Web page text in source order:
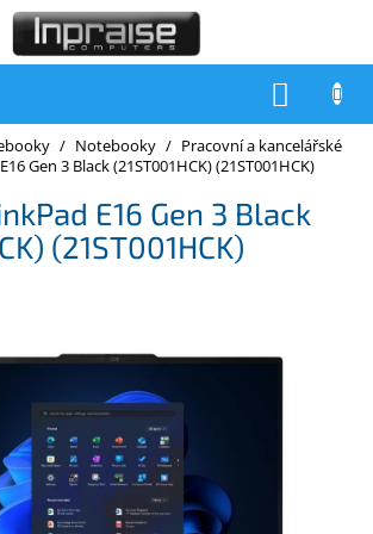
/ Notebooky / Pracovní a kancelářské
Gen 3 Black (21ST001HCK) (21ST001HCK)
E16 Gen 3 Black
(21ST001HCK)